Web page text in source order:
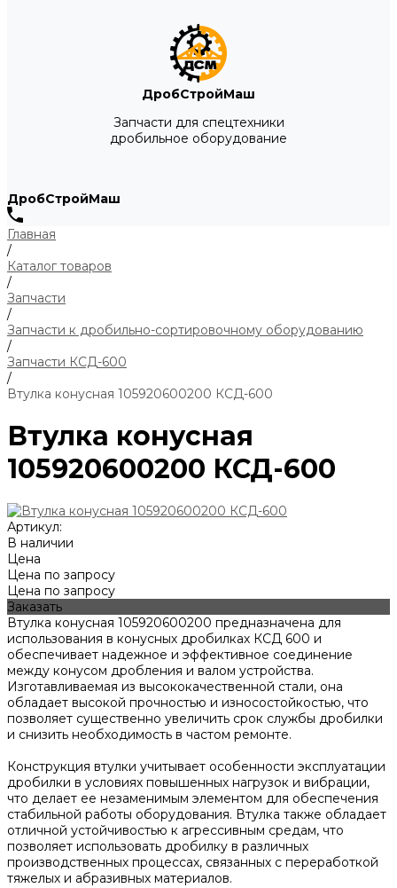
ДробСтройМаш
Запчасти для спецтехники
дробильное оборудование
ДробСтройМаш
Главная
/
Каталог товаров
/
Запчасти
/
Запчасти к дробильно-сортировочному оборудованию
/
Запчасти КСД-600
/
Втулка конусная 105920600200 КСД-600
Втулка конусная
105920600200 КСД-600
Артикул:
В наличии
Цена
Цена по запросу
Цена по запросу
Заказать
Втулка конусная 105920600200 предназначена для
использования в конусных дробилках КСД 600 и
обеспечивает надежное и эффективное соединение
между конусом дробления и валом устройства.
Изготавливаемая из высококачественной стали, она
обладает высокой прочностью и износостойкостью, что
позволяет существенно увеличить срок службы дробилки
и снизить необходимость в частом ремонте.
Конструкция втулки учитывает особенности эксплуатации
дробилки в условиях повышенных нагрузок и вибрации,
что делает ее незаменимым элементом для обеспечения
стабильной работы оборудования. Втулка также обладает
отличной устойчивостью к агрессивным средам, что
позволяет использовать дробилку в различных
производственных процессах, связанных с переработкой
тяжелых и абразивных материалов.